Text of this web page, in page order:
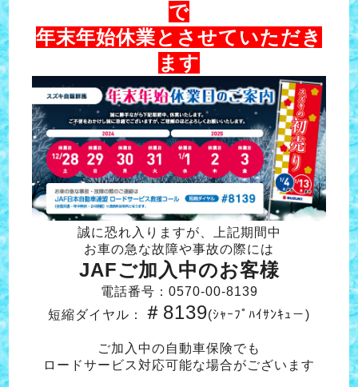
で
年末年始休業とさせていただき
ます
誠に恐れ入りますが、上記期間中
お車の急な故障や事故の際には
JAFご加入中のお客様
電話番号：0570-00-8139
短縮ダイヤル：
＃8139(ｼｬｰﾌﾟﾊｲｻﾝｷｭ－)
ご加入中の自動車保険でも
ロードサービス対応可能な場合がございます